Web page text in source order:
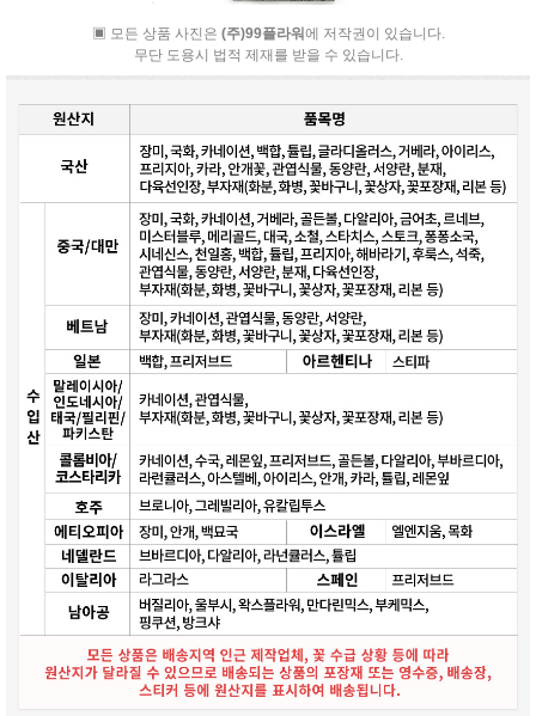
▣ 모든 상품 사진은 (주)99플라워에 저작권이 있습니다.
무단 도용시 법적 제재를 받을 수 있습니다.